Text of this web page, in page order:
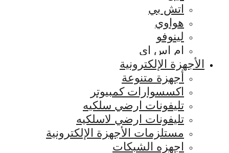
اتش بي
هواوي
لينوفو
ام اس اي
الأجهزة الإلكترونية
أجهزة متنوعة
اكسسوارات كمبيوتر
تليفونات ارضي سلكيه
تليفونات ارضي لاسلكيه
مستلزمات الأجهزة الإلكترونية
اجهزه الشبكات